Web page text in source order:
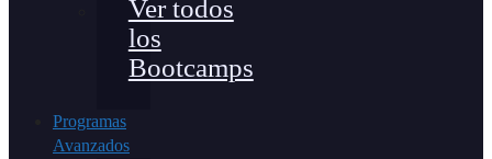
Ver todos
los
Bootcamps
Programas
Avanzados